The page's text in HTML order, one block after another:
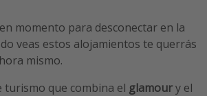
momento para desconectar en la
veas estos alojamientos te querrás
mismo.
turismo que combina el glamoury el